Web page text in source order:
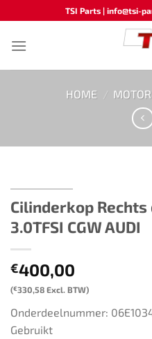
naar
inhoud
TSI Parts | info@tsi-
HOME /
Cilinderkop Rechts
3.0TFSI CGW AUDI
€400,00
(€330,58 Excl. BTW)
Onderdeelnummer:
Gebruikt